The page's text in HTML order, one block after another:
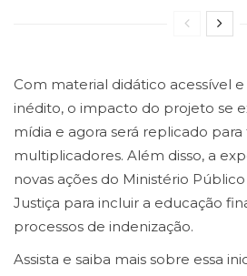
Com material didático acessível
inédito, o impacto do projeto se
mídia e agora será replicado
multiplicadores. Além disso, a
novas ações do Ministério
Justiça para incluir a educação
processos de indenização.
Assista e saiba mais sobre essa